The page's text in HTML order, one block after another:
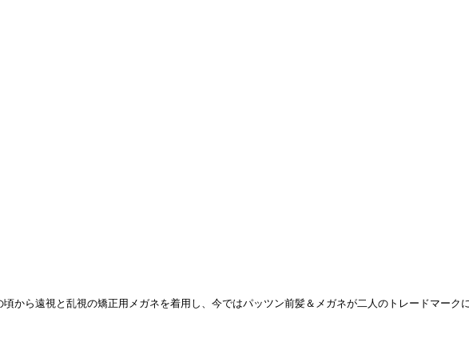
から遠視と乱視の矯正用メガネを着用し、今ではパッツン前髪＆メガネが二人のトレードマーク